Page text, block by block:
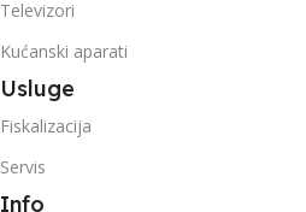
Televizori
Kućanski aparati
Usluge
Fiskalizacija
Servis
Info